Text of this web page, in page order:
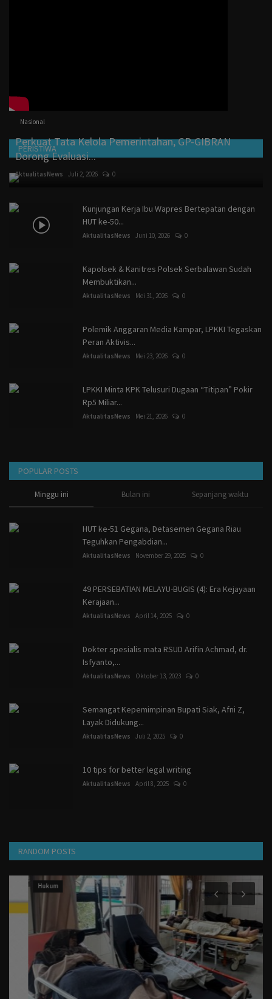
PERISTIWA
Nasional
Perkuat Tata Kelola Pemerintahan, GP-GIBRAN
Dorong Evaluasi...
AktualitasNews Juli 2, 2026 0
Kunjungan Kerja Ibu Wapres Bertepatan dengan
HUT ke-50...
AktualitasNews Juni 10, 2026 0
Kapolsek & Kanitres Polsek Serbalawan Sudah
Membuktikan...
AktualitasNews Mei 31, 2026 0
Polemik Anggaran Media Kampar, LPKKI Tegaskan
Peran Aktivis...
AktualitasNews Mei 23, 2026 0
LPKKI Minta KPK Telusuri Dugaan “Titipan” Pokir
Rp5 Miliar...
AktualitasNews Mei 21, 2026 0
POPULAR POSTS
Minggu ini Bulan ini Sepanjang waktu
HUT ke-51 Gegana, Detasemen Gegana Riau
Teguhkan Pengabdian...
AktualitasNews November 29, 2025 0
49 PERSEBATIAN MELAYU-BUGIS (4): Era Kejayaan
Kerajaan...
AktualitasNews April 14, 2025 0
Dokter spesialis mata RSUD Arifin Achmad, dr.
Isfyanto,...
AktualitasNews Oktober 13, 2023 0
Semangat Kepemimpinan Bupati Siak, Afni Z,
Layak Didukung...
AktualitasNews Juli 2, 2025 0
10 tips for better legal writing
AktualitasNews April 8, 2025 0
RANDOM POSTS
Hukum